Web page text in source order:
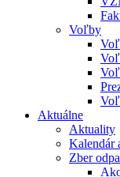
Voľby
Aktuálne
Aktuality
Kalendár
Zber